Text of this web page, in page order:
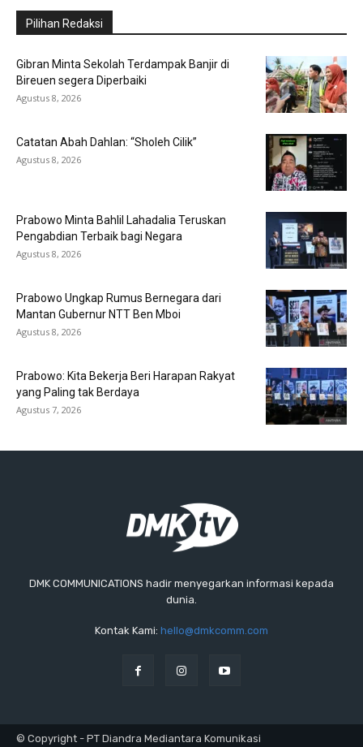
Pilihan Redaksi
Gibran Minta Sekolah Terdampak Banjir di
Bireuen segera Diperbaiki
Agustus 8, 2026
Catatan Abah Dahlan: “Sholeh Cilik”
Agustus 8, 2026
Prabowo Minta Bahlil Lahadalia Teruskan
Pengabdian Terbaik bagi Negara
Agustus 8, 2026
Prabowo Ungkap Rumus Bernegara dari
Mantan Gubernur NTT Ben Mboi
Agustus 8, 2026
Prabowo: Kita Bekerja Beri Harapan Rakyat
yang Paling tak Berdaya
Agustus 7, 2026
DMK COMMUNICATIONS hadir menyegarkan informasi kepada
dunia.
Kontak Kami: hello@dmkcomm.com
© Copyright - PT Diandra Mediantara Komunikasi